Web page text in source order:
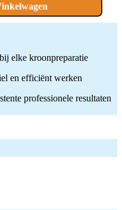
elke kroonpreparatie
en efficiënt werken
professionele resultaten